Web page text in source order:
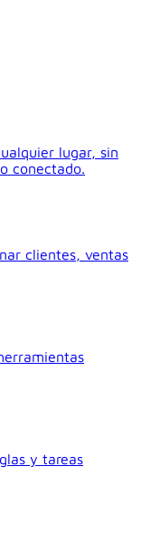
lugar, sin
conectado.
clientes, ventas
y tareas